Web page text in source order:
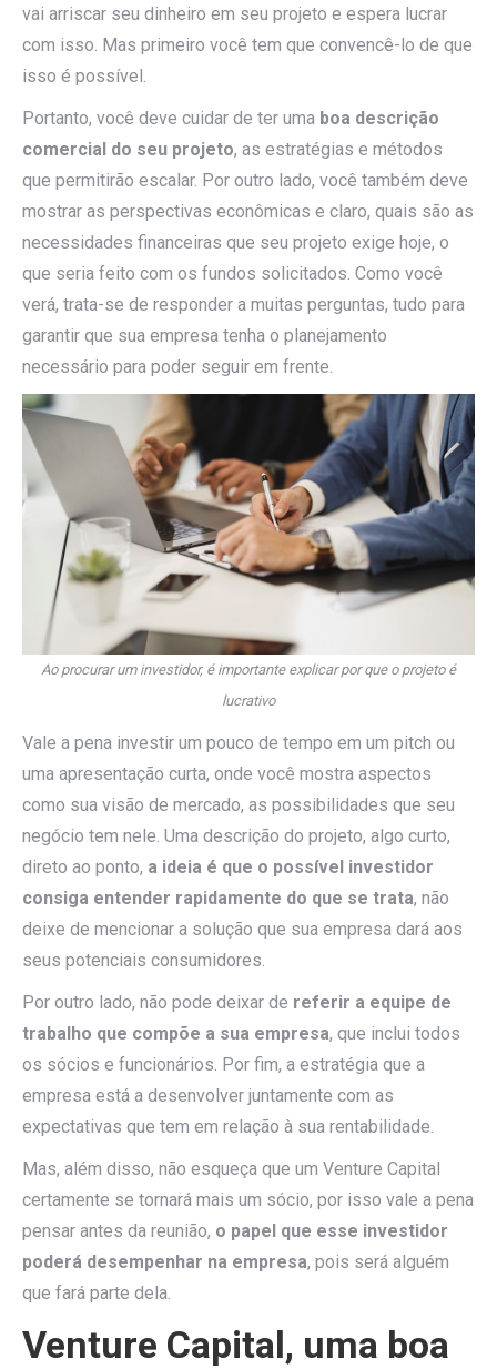
vai arriscar seu dinheiro em seu projeto e espera lucrar
com isso. Mas primeiro você tem que convencê-lo de que
isso é possível.
Portanto, você deve cuidar de ter uma boa descrição
comercial do seu projeto, as estratégias e métodos
que permitirão escalar. Por outro lado, você também deve
mostrar as perspectivas econômicas e claro, quais são as
necessidades financeiras que seu projeto exige hoje, o
que seria feito com os fundos solicitados. Como você
verá, trata-se de responder a muitas perguntas, tudo para
garantir que sua empresa tenha o planejamento
necessário para poder seguir em frente.
Ao procurar um investidor, é importante explicar por que o projeto é
lucrativo
Vale a pena investir um pouco de tempo em um pitch ou
uma apresentação curta, onde você mostra aspectos
como sua visão de mercado, as possibilidades que seu
negócio tem nele. Uma descrição do projeto, algo curto,
direto ao ponto, a ideia é que o possível investidor
consiga entender rapidamente do que se trata, não
deixe de mencionar a solução que sua empresa dará aos
seus potenciais consumidores.
Por outro lado, não pode deixar de referir a equipe de
trabalho que compõe a sua empresa, que inclui todos
os sócios e funcionários. Por fim, a estratégia que a
empresa está a desenvolver juntamente com as
expectativas que tem em relação à sua rentabilidade.
Mas, além disso, não esqueça que um Venture Capital
certamente se tornará mais um sócio, por isso vale a pena
pensar antes da reunião, o papel que esse investidor
poderá desempenhar na empresa, pois será alguém
que fará parte dela.
Venture Capital, uma boa